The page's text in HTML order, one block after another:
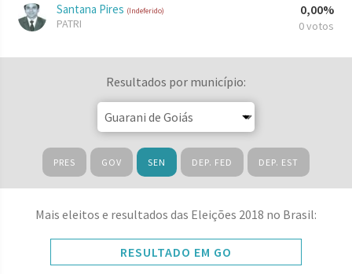
Santana Pires (Indeferido)
PATRI
0,00%
0 votos
Resultados por município:
PRES GOV SEN DEP. FED DEP. EST
Mais eleitos e resultados das Eleições 2018 no Brasil:
RESULTADO EM GO